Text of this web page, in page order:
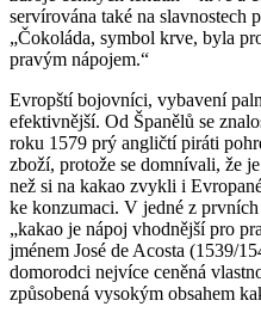
servírována také na slavnostech
„Čokoláda, symbol krve, byla
pravým nápojem.“
Evropští bojovníci, vybavení
efektivnější. Od Španělů se
roku 1579 prý angličtí piráti
zboží, protože se domnívali, že
než si na kakao zvykli i
ke konzumaci. V jedné z
„kakao je nápoj vhodnější pro
jménem José de Acosta (1539/
domorodci nejvíce ceněná
způsobená vysokým obsahem